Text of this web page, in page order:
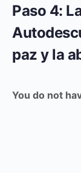
Paso 4:
paz y la
You do not